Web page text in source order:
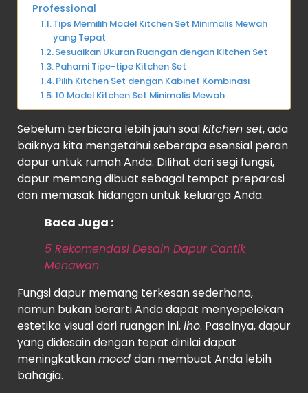
Professional
Tips Memilih Model Kitchen Set Minimalis Mewah
yang Tepat
Sesuaikan Ukuran Ruangan dengan Kitchen Set
Pahami Tipe-tipe Kitchen Set
Pilih Kitchen Set dengan Kabinet Kombinasi
10 Model Kitchen Set Minimalis Mewah
Sebelum berbicara lebih jauh soalkitchen set, ada
baiknya kita mengetahui seberapa esensial peran
dapur untuk rumah Anda. Dilihat dari segi fungsi,
dapur memang dibuat sebagai tempat preparasi
dan memasak hidangan untuk keluarga Anda.
Baca Juga :
5 Rekomendasi Desain Dapur Cantik
Menawan
Fungsi dapur memang terkesan sederhana,
namun bukan berarti Anda dapat menyepelekan
estetika visual dari ruangan ini,lho. Pasalnya, dapur
yang didesain dengan tepat dinilai dapat
meningkatkanmood dan membuat Anda lebih
bahagia.